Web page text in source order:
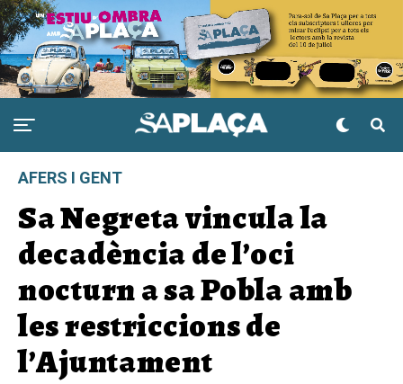
AFERS I GENT
Sa Negreta vincula la
decadència de l’oci
nocturn a sa Pobla amb
les restriccions de
l’Ajuntament